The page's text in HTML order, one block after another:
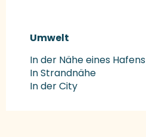
Umwelt
Umwelt
In der Nähe eines Hafens
In Strandnähe
In der City